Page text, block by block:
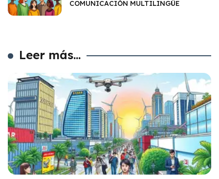
COMUNICACIÓN MULTILINGÜE
Leer más...